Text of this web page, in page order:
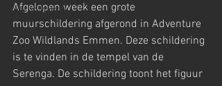
martin halma
Afgelopen week een grote
muurschildering afgerond in Adventure
Zoo Wildlands Emmen. Deze schildering
is te vinden in de tempel van de
Serenga. De schildering toont het figuur